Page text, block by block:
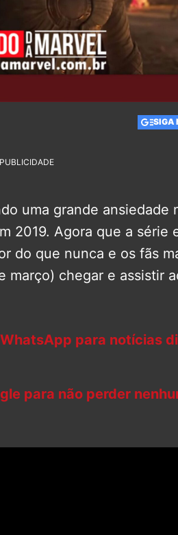
SIGA
PUBLICIDADE
uma grande ansiedade
2019. Agora que a série
do que nunca e os fãs
março) chegar e assistir
para notícias
para não perder